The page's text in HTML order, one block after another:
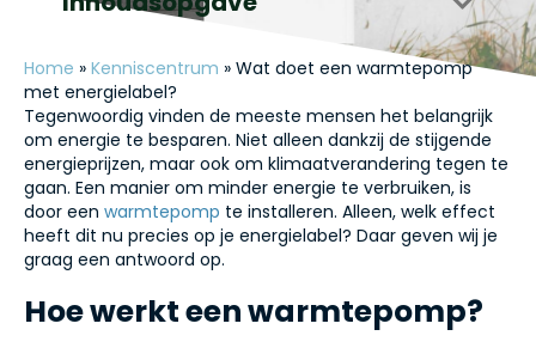
Home » Kenniscentrum » Wat doet een warmtepomp
met energielabel?
Tegenwoordig vinden de meeste mensen het belangrijk
om energie te besparen. Niet alleen dankzij de stijgende
energieprijzen, maar ook om klimaatverandering tegen te
gaan. Een manier om minder energie te verbruiken, is
door een warmtepomp te installeren. Alleen, welk effect
heeft dit nu precies op je energielabel? Daar geven wij je
graag een antwoord op.
Hoe werkt een warmtepomp?